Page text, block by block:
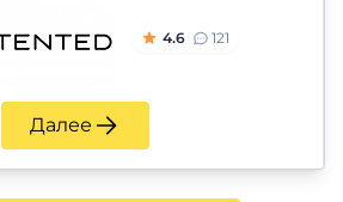
4.6 121
Далее